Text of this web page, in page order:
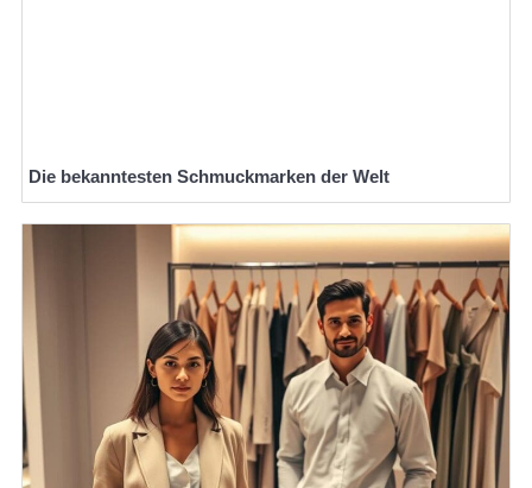
Die bekanntesten Schmuckmarken der Welt